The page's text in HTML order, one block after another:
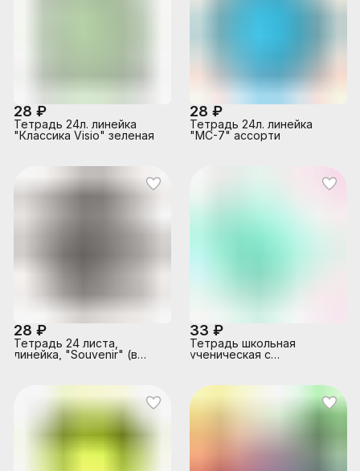
28 ₽
Тетрадь 24л. линейка
"Классика Visio" зеленая
28 ₽
Тетрадь 24л. линейка
"MC-7" ассорти
28 ₽
Тетрадь 24 листа,
линейка, "Souvenir" (в
33 ₽
Тетрадь школьная
ученическая с